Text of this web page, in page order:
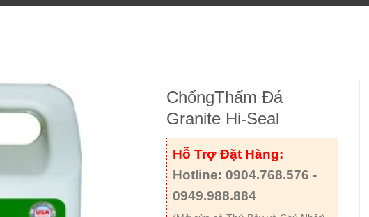
ChốngThấm Đá
Granite Hi-Seal
Hỗ Trợ Đặt Hàng:
Hotline: 0904.768.576 -
0949.988.884